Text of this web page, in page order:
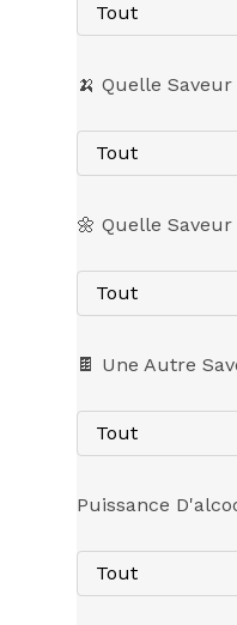
Tout
🍌 Quelle
Tout
🌼 Quelle
Tout
🍫 Une Autre
Tout
Puissance
Tout